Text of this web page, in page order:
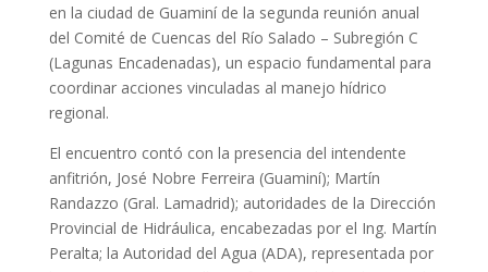
en la ciudad de Guaminí de la segunda reunión anual
del Comité de Cuencas del Río Salado – Subregión C
(Lagunas Encadenadas), un espacio fundamental para
coordinar acciones vinculadas al manejo hídrico
regional.
El encuentro contó con la presencia del intendente
anfitrión, José Nobre Ferreira (Guaminí); Martín
Randazzo (Gral. Lamadrid); autoridades de la Dirección
Provincial de Hidráulica, encabezadas por el Ing. Martín
Peralta; la Autoridad del Agua (ADA), representada por